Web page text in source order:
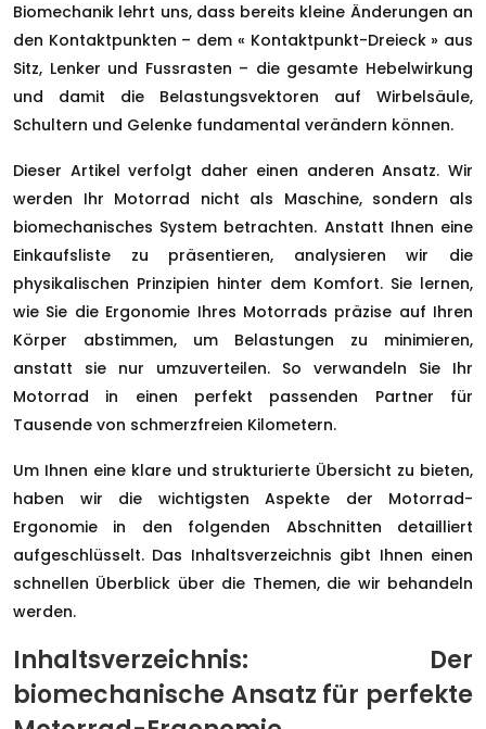
Biomechanik lehrt uns, dass bereits kleine Änderungen an
den Kontaktpunkten – dem « Kontaktpunkt-Dreieck » aus
Sitz, Lenker und Fussrasten – die gesamte Hebelwirkung
und damit die Belastungsvektoren auf Wirbelsäule,
Schultern und Gelenke fundamental verändern können.
Dieser Artikel verfolgt daher einen anderen Ansatz. Wir
werden Ihr Motorrad nicht als Maschine, sondern als
biomechanisches System betrachten. Anstatt Ihnen eine
Einkaufsliste zu präsentieren, analysieren wir die
physikalischen Prinzipien hinter dem Komfort. Sie lernen,
wie Sie die Ergonomie Ihres Motorrads präzise auf Ihren
Körper abstimmen, um Belastungen zu minimieren,
anstatt sie nur umzuverteilen. So verwandeln Sie Ihr
Motorrad in einen perfekt passenden Partner für
Tausende von schmerzfreien Kilometern.
Um Ihnen eine klare und strukturierte Übersicht zu bieten,
haben wir die wichtigsten Aspekte der Motorrad-
Ergonomie in den folgenden Abschnitten detailliert
aufgeschlüsselt. Das Inhaltsverzeichnis gibt Ihnen einen
schnellen Überblick über die Themen, die wir behandeln
werden.
Inhaltsverzeichnis: Der
biomechanische Ansatz für perfekte